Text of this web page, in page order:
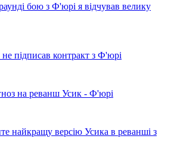
бою з Ф'юрі я відчував велику
підписав контракт з Ф'юрі
на реванш Усик - Ф'юрі
найкращу версію Усика в реванші з